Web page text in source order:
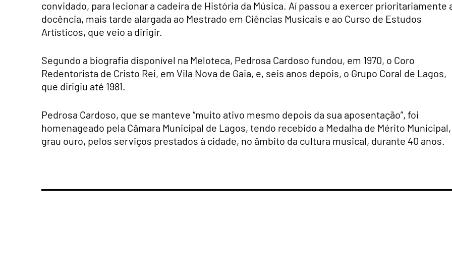
convidado, para lecionar a cadeira de História da Música. Aí passou a exercer prioritariamente
docência, mais tarde alargada ao Mestrado em Ciências Musicais e ao Curso de Estudos
Artísticos, que veio a dirigir.
Segundo a biografia disponível na Meloteca, Pedrosa Cardoso fundou, em 1970, o Coro
Redentorista de Cristo Rei, em Vila Nova de Gaia, e, seis anos depois, o Grupo Coral de Lagos,
que dirigiu até 1981.
Pedrosa Cardoso, que se manteve “muito ativo mesmo depois da sua aposentação”, foi
homenageado pela Câmara Municipal de Lagos, tendo recebido a Medalha de Mérito Municipal,
grau ouro, pelos serviços prestados à cidade, no âmbito da cultura musical, durante 40 anos.